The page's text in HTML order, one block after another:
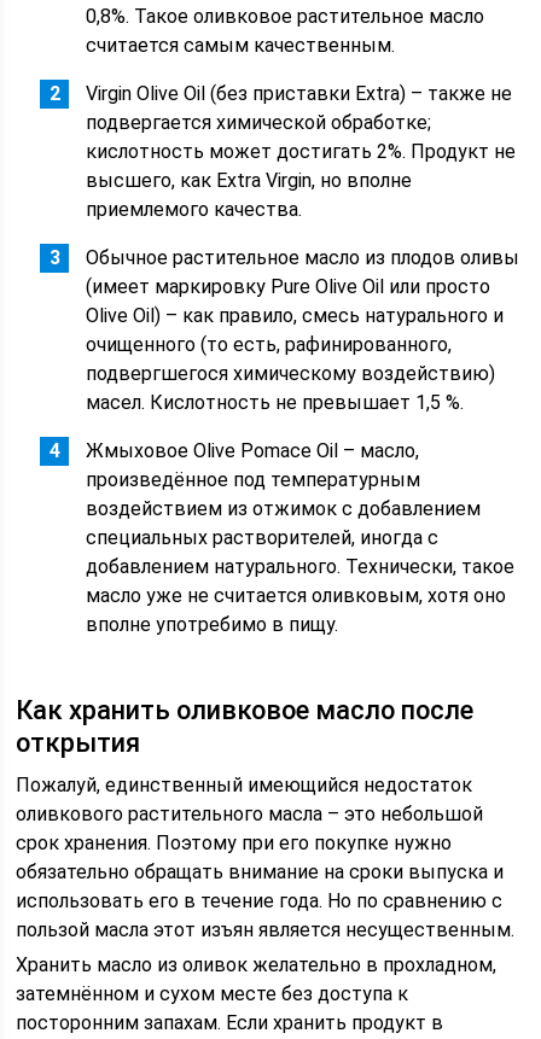
0,8%. Такое оливковое растительное масло
считается самым качественным.
Virgin Olive Oil (без приставки Extra) – также не
подвергается химической обработке;
кислотность может достигать 2%. Продукт не
высшего, как Extra Virgin, но вполне
приемлемого качества.
Обычное растительное масло из плодов оливы
(имеет маркировку Pure Olive Oil или просто
Olive Oil) – как правило, смесь натурального и
очищенного (то есть, рафинированного,
подвергшегося химическому воздействию)
масел. Кислотность не превышает 1,5 %.
Жмыховое Olive Pomace Oil – масло,
произведённое под температурным
воздействием из отжимок с добавлением
специальных растворителей, иногда с
добавлением натурального. Технически, такое
масло уже не считается оливковым, хотя оно
вполне употребимо в пищу.
Как хранить оливковое масло после
открытия
Пожалуй, единственный имеющийся недостаток
оливкового растительного масла – это небольшой
срок хранения. Поэтому при его покупке нужно
обязательно обращать внимание на сроки выпуска и
использовать его в течение года. Но по сравнению с
пользой масла этот изъян является несущественным.
Хранить масло из оливок желательно в прохладном,
затемнённом и сухом месте без доступа к
посторонним запахам. Если хранить продукт в